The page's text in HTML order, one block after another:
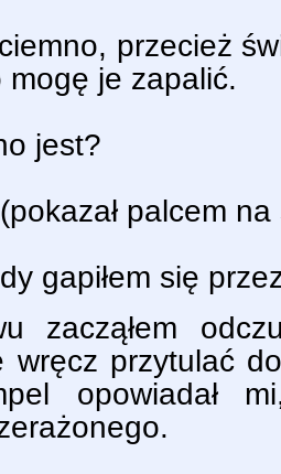
przecież
mogę je zapalić.
jest?
palcem na
gapiłem się
zacząłem
wręcz przytulać
opowiadał